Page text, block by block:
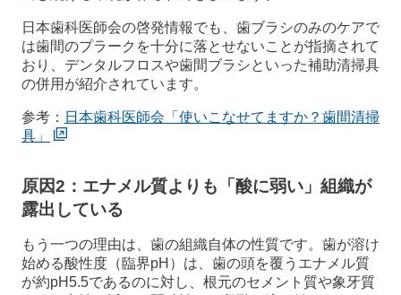
日本歯科医師会の啓発情報でも、歯ブラシのみのケアで
は歯間のプラークを十分に落とせないことが指摘されて
おり、デンタルフロスや歯間ブラシといった補助清掃具
の併用が紹介されています。
参考： 日本歯科医師会「使いこなせてますか？歯間清掃
具」
原因2：エナメル質よりも「酸に弱い」組織が
露出している
もう一つの理由は、歯の組織自体の性質です。歯が溶け
始める酸性度（臨界pH）は、歯の頭を覆うエナメル質
が約pH5.5であるのに対し、根元のセメント質や象牙質